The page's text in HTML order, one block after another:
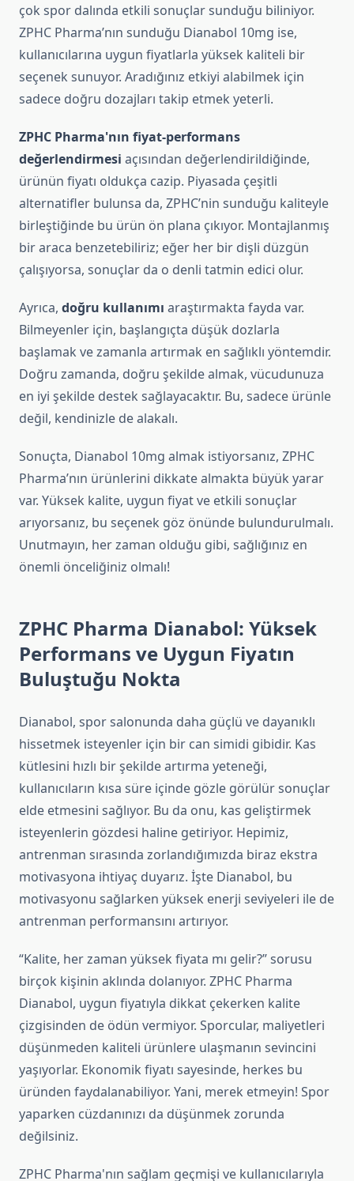
çok spor dalında etkili sonuçlar sunduğu biliniyor.
ZPHC Pharma’nın sunduğu Dianabol 10mg ise,
kullanıcılarına uygun fiyatlarla yüksek kaliteli bir
seçenek sunuyor. Aradığınız etkiyi alabilmek için
sadece doğru dozajları takip etmek yeterli.
ZPHC Pharma'nın fiyat-performans
değerlendirmesi açısından değerlendirildiğinde,
ürünün fiyatı oldukça cazip. Piyasada çeşitli
alternatifler bulunsa da, ZPHC’nin sunduğu kaliteyle
birleştiğinde bu ürün ön plana çıkıyor. Montajlanmış
bir araca benzetebiliriz; eğer her bir dişli düzgün
çalışıyorsa, sonuçlar da o denli tatmin edici olur.
Ayrıca, doğru kullanımı araştırmakta fayda var.
Bilmeyenler için, başlangıçta düşük dozlarla
başlamak ve zamanla artırmak en sağlıklı yöntemdir.
Doğru zamanda, doğru şekilde almak, vücudunuza
en iyi şekilde destek sağlayacaktır. Bu, sadece ürünle
değil, kendinizle de alakalı.
Sonuçta, Dianabol 10mg almak istiyorsanız, ZPHC
Pharma’nın ürünlerini dikkate almakta büyük yarar
var. Yüksek kalite, uygun fiyat ve etkili sonuçlar
arıyorsanız, bu seçenek göz önünde bulundurulmalı.
Unutmayın, her zaman olduğu gibi, sağlığınız en
önemli önceliğiniz olmalı!
ZPHC Pharma Dianabol: Yüksek
Performans ve Uygun Fiyatın
Buluştuğu Nokta
Dianabol, spor salonunda daha güçlü ve dayanıklı
hissetmek isteyenler için bir can simidi gibidir. Kas
kütlesini hızlı bir şekilde artırma yeteneği,
kullanıcıların kısa süre içinde gözle görülür sonuçlar
elde etmesini sağlıyor. Bu da onu, kas geliştirmek
isteyenlerin gözdesi haline getiriyor. Hepimiz,
antrenman sırasında zorlandığımızda biraz ekstra
motivasyona ihtiyaç duyarız. İşte Dianabol, bu
motivasyonu sağlarken yüksek enerji seviyeleri ile de
antrenman performansını artırıyor.
“Kalite, her zaman yüksek fiyata mı gelir?” sorusu
birçok kişinin aklında dolanıyor. ZPHC Pharma
Dianabol, uygun fiyatıyla dikkat çekerken kalite
çizgisinden de ödün vermiyor. Sporcular, maliyetleri
düşünmeden kaliteli ürünlere ulaşmanın sevincini
yaşıyorlar. Ekonomik fiyatı sayesinde, herkes bu
üründen faydalanabiliyor. Yani, merek etmeyin! Spor
yaparken cüzdanınızı da düşünmek zorunda
değilsiniz.
ZPHC Pharma'nın sağlam geçmişi ve kullanıcılarıyla